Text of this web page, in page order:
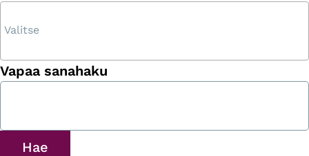
Vapaa sanahaku